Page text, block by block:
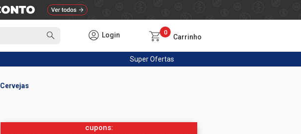
Login 0
Carrinho
SuperOfertas
Cervejas
cupons: